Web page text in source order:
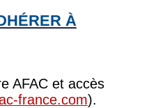
À
AFAC et accès
france.com).